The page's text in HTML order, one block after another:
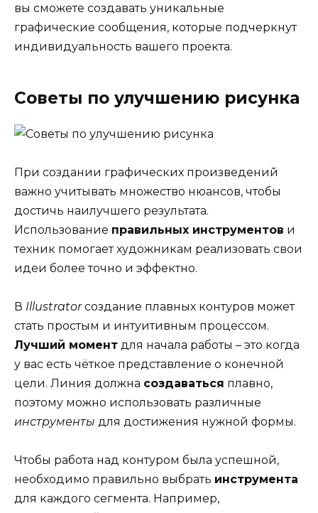
вы сможете создавать уникальные
графические сообщения, которые подчеркнут
индивидуальность вашего проекта.
Советы по улучшению рисунка
При создании графических произведений
важно учитывать множество нюансов, чтобы
достичь наилучшего результата.
Использование правильных инструментов и
техник помогает художникам реализовать свои
идеи более точно и эффектно.
В Illustratorсоздание плавных контуров может
стать простым и интуитивным процессом.
Лучший момент для начала работы – это когда
у вас есть чёткое представление о конечной
цели. Линия должна создаваться плавно,
поэтому можно использовать различные
инструменты для достижения нужной формы.
Чтобы работа над контуром была успешной,
необходимо правильно выбрать инструмента
для каждого сегмента. Например,